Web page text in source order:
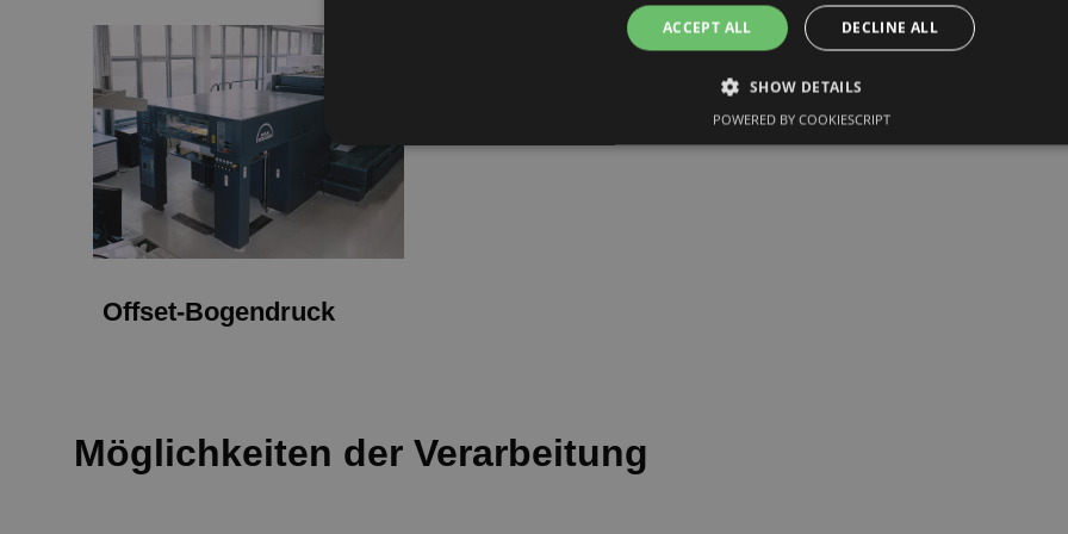
Offset-Bogendruck
Möglichkeiten der Verarbeitung
ACCEPT ALL DECLINE ALL
SHOW DETAILS
POWERED BY COOKIESCRIPT